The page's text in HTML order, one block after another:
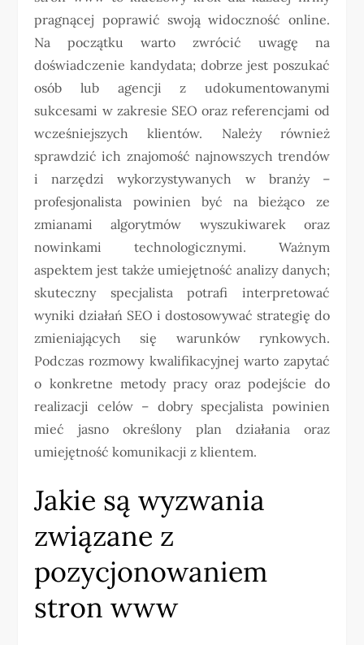
pragnącej poprawić swoją widoczność online.
Na początku warto zwrócić uwagę na
doświadczenie kandydata; dobrze jest poszukać
osób lub agencji z udokumentowanymi
sukcesami w zakresie SEO oraz referencjami od
wcześniejszych klientów. Należy również
sprawdzić ich znajomość najnowszych trendów
i narzędzi wykorzystywanych w branży –
profesjonalista powinien być na bieżąco ze
zmianami algorytmów wyszukiwarek oraz
nowinkami technologicznymi. Ważnym
aspektem jest także umiejętność analizy danych;
skuteczny specjalista potrafi interpretować
wyniki działań SEO i dostosowywać strategię do
zmieniających się warunków rynkowych.
Podczas rozmowy kwalifikacyjnej warto zapytać
o konkretne metody pracy oraz podejście do
realizacji celów – dobry specjalista powinien
mieć jasno określony plan działania oraz
umiejętność komunikacji z klientem.
Jakie są wyzwania
związane z
pozycjonowaniem
stron www